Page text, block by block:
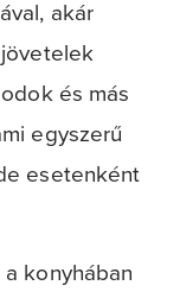
akár
és más
egyszerű
esetenként
konyhában